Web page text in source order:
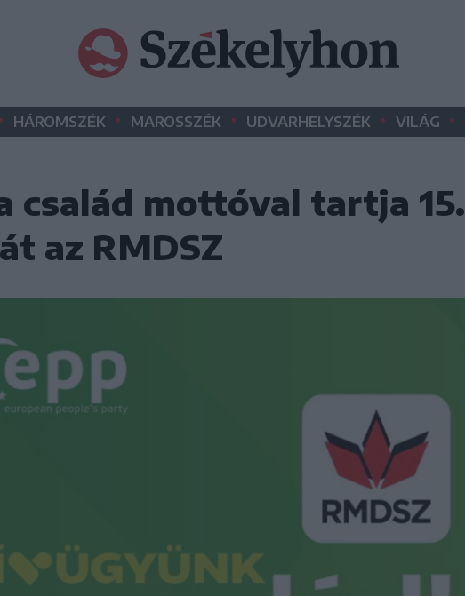
• HÁROMSZÉK • MAROSSZÉK • UDVARHELYSZÉK • VILÁG •
család mottóval tartja 15.
az RMDSZ